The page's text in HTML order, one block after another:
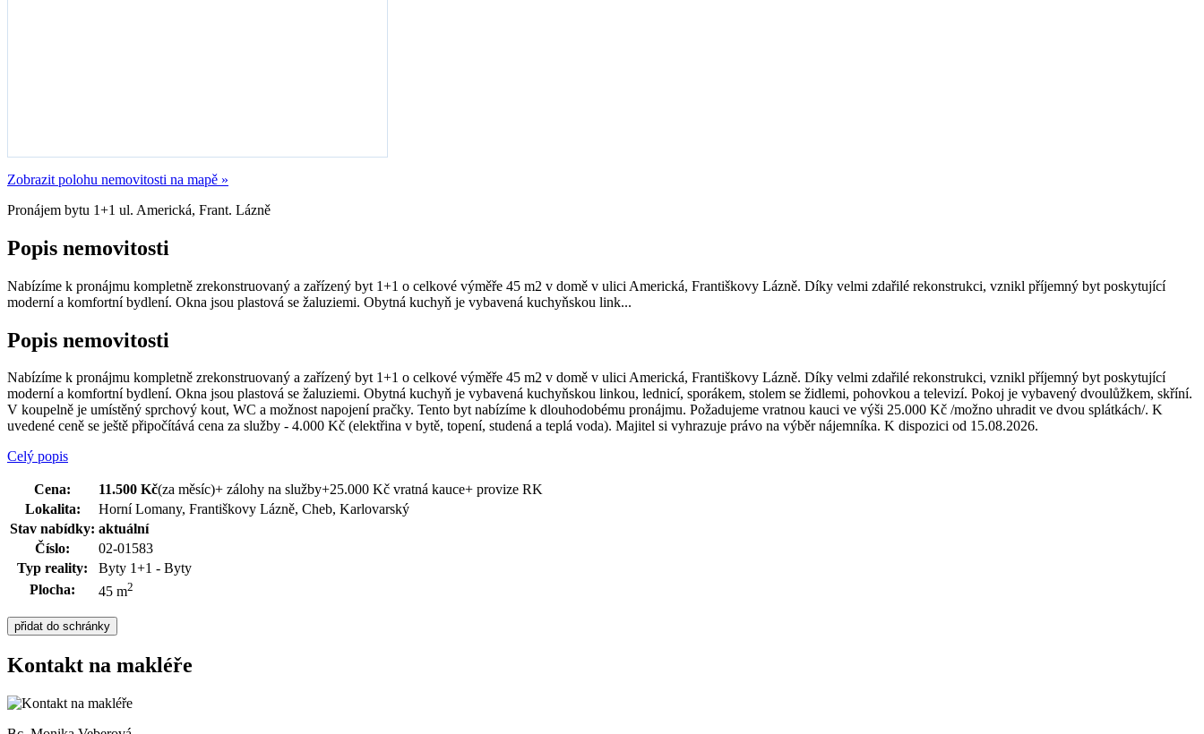
Zobrazit polohu nemovitosti na mapě »
Pronájem bytu 1+1 ul. Americká, Frant. Lázně
Popis nemovitosti
Nabízíme k pronájmu kompletně zrekonstruovaný a zařízený byt 1+1 o celkové výměře 45 m2 v domě v ulici Americká, Františkovy Lázně. Díky velmi zdařilé rekonstrukci, vznikl příjemný byt poskytující
moderní a komfortní bydlení. Okna jsou plastová se žaluziemi. Obytná kuchyň je vybavená kuchyňskou link...
Popis nemovitosti
Nabízíme k pronájmu kompletně zrekonstruovaný a zařízený byt 1+1 o celkové výměře 45 m2 v domě v ulici Americká, Františkovy Lázně. Díky velmi zdařilé rekonstrukci, vznikl příjemný byt poskytující
moderní a komfortní bydlení. Okna jsou plastová se žaluziemi. Obytná kuchyň je vybavená kuchyňskou linkou, lednicí, sporákem, stolem se židlemi, pohovkou a televizí. Pokoj je vybavený dvoulůžkem, skříní.
V koupelně je umístěný sprchový kout, WC a možnost napojení pračky. Tento byt nabízíme k dlouhodobému pronájmu. Požadujeme vratnou kauci ve výši 25.000 Kč /možno uhradit ve dvou splátkách/. K
uvedené ceně se ještě připočítává cena za služby - 4.000 Kč (elektřina v bytě, topení, studená a teplá voda). Majitel si vyhrazuje právo na výběr nájemníka. K dispozici od 15.08.2026.
Celý popis
Cena: 11.500 Kč(za měsíc)+ zálohy na služby+25.000 Kč vratná kauce+ provize RK
Lokalita:
Horní Lomany, Františkovy Lázně, Cheb, Karlovarský
Stav nabídky: aktuální
Číslo:
02-01583
Typ reality:
Byty 1+1 - Byty
Plocha:
45 m2
Kontakt na makléře